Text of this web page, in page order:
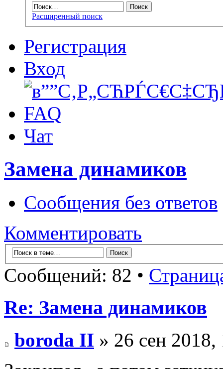
Расширенный поиск
Регистрация
Вход
FAQ
Чат
Замена динамиков
Сообщения без ответов
Комментировать
Сообщений: 82 •
Re: Замена динамиков
boroda II » 26 сен 2018,